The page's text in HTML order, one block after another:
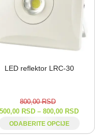
LED reflektor LRC-⁠30
800,00RSD
500,00 RSD – 800,00 RSD
ODABERITE OPCIJE